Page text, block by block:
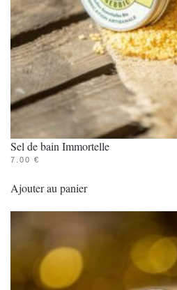
Sel de bain Immortelle
7.00 €
Ajouter au panier